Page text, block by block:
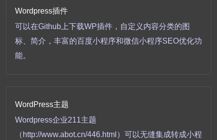
Wordpress插件
可以在Github上下载WP插件，自定义内容分类的图
标、简介，丰富的百度小程序和微信小程序SEO优化功
能。
WordPress主题
Wordpress企业211主题
（http://www.abot.cn/446.html）可以无缝集成转成小程